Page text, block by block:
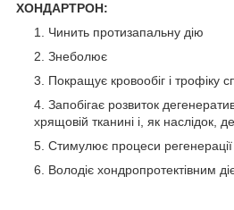
ХОНДАРТРОН:
Чинить протизапальну дію
Знеболює
Покращує кровообіг і трофіку
Запобігає розвиток
хрящовій тканині і, як наслідок,
Стимулює процеси регенерації
Володіє хондропротектівним